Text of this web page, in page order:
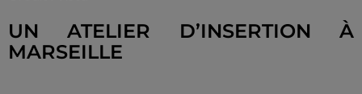
UN ATELIER D’INSERTION À
MARSEILLE